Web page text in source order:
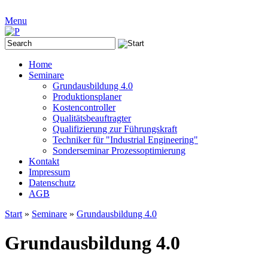
Menu
Home
Seminare
Grundausbildung 4.0
Produktionsplaner
Kostencontroller
Qualitätsbeauftragter
Qualifizierung zur Führungskraft
Techniker für "Industrial Engineering"
Sonderseminar Prozessoptimierung
Kontakt
Impressum
Datenschutz
AGB
Start » Seminare » Grundausbildung 4.0
Grundausbildung 4.0